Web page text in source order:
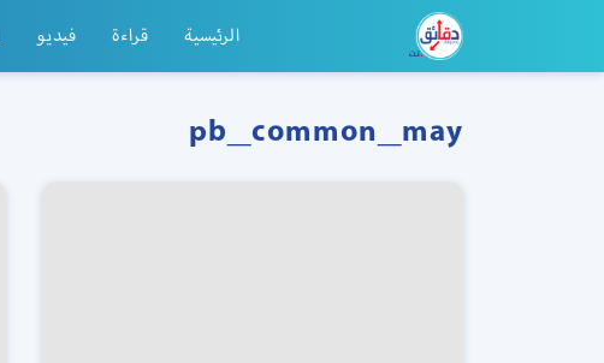
الرئيسية قراءة فيديو
pb_common_may